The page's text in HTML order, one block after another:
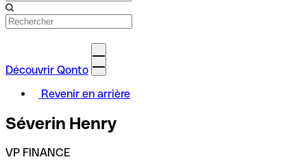
Découvrir Qonto
Revenir en arrière
Séverin Henry
VP FINANCE